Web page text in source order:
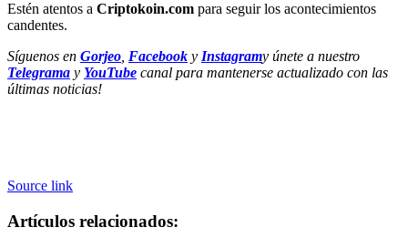
Estén atentos a Criptokoin.com para seguir los acontecimientos
candentes.
Síguenos en Gorjeo Facebook y Instagramy únete a nuestro
Telegrama y YouTube canal para mantenerse actualizado con las
últimas noticias!
Source link
Artículos relacionados: